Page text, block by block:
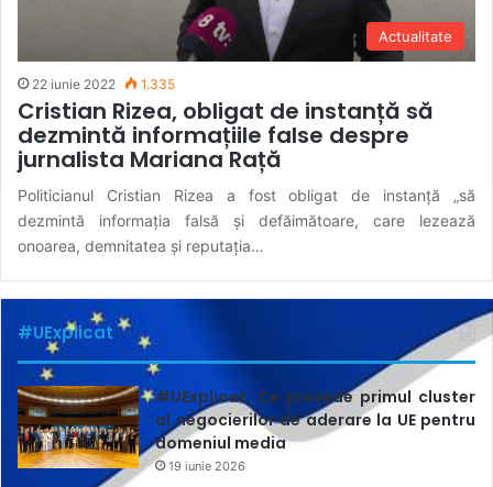
Actualitate
22 iunie 2022 1.335
Cristian Rizea, obligat de instanță să
dezmintă informațiile false despre
jurnalista Mariana Rață
Politicianul Cristian Rizea a fost obligat de instanță „să
dezmintă informația falsă și defăimătoare, care lezează
onoarea, demnitatea și reputația…
#UExplicat
#UExplicat. Ce prevede primul cluster
al negocierilor de aderare la UE pentru
domeniul media
19 iunie 2026